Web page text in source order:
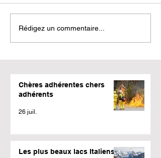
Rédigez un commentaire...
Chères adhérentes chers
adhérents
26 juil.
Les plus beaux lacs Italiens